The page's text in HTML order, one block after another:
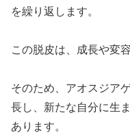
を繰り返します。
この脱皮は、成長や変
そのため、アオスジア
長し、新たな自分に生
あります。